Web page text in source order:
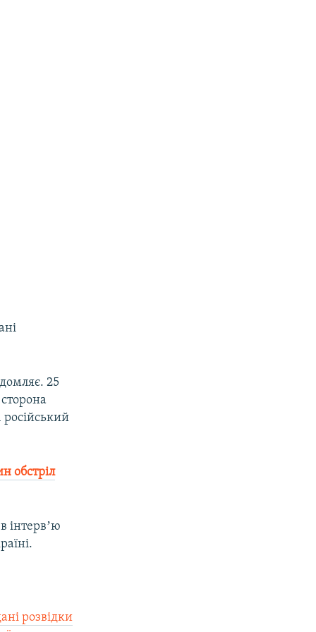
25
російський
обстріл
інтервʼю
розвідки